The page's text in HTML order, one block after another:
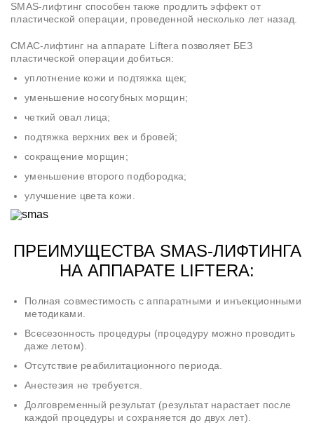
SMAS-лифтинг способен также продлить эффект от
пластической операции, проведенной несколько лет назад.
СМАС-лифтинг на аппарате Liftera позволяет БЕЗ
пластической операции добиться:
уплотнение кожи и подтяжка щек;
уменьшение носогубных морщин;
четкий овал лица;
подтяжка верхних век и бровей;
сокращение морщин;
уменьшение второго подбородка;
улучшение цвета кожи.
ПРЕИМУЩЕСТВА SMAS-ЛИФТИНГА
НА АППАРАТЕ LIFTERA:
Полная совместимость с аппаратными и инъекционными
методиками.
Всесезонность процедуры (процедуру можно проводить
даже летом).
Отсутствие реабилитационного периода.
Анестезия не требуется.
Долговременный результат (результат нарастает после
каждой процедуры и сохраняется до двух лет).